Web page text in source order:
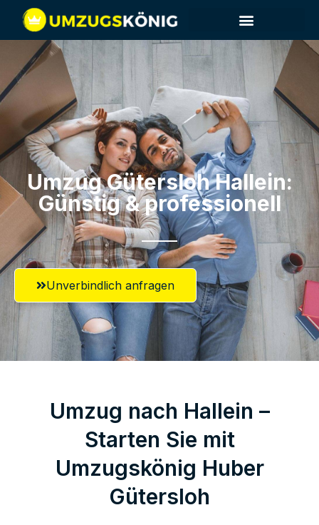
Umzug Gütersloh​ Hallein:
Günstig & professionell​
Unverbindlich anfragen
Umzug nach Hallein –
Starten Sie mit
Umzugskönig Huber
Gütersloh